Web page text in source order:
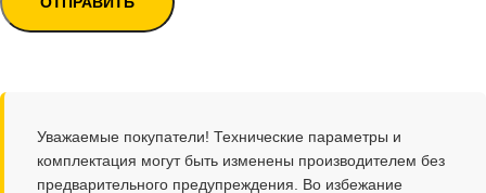
Уважаемые покупатели! Технические параметры и
комплектация могут быть изменены производителем без
предварительного предупреждения. Во избежание